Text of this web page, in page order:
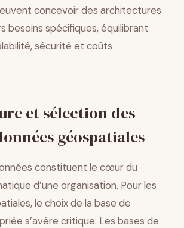
concevoir des architectures
besoins spécifiques, équilibrant
sécurité et coûts
et sélection des
géospatiales
constituent le cœur du
d’une organisation. Pour les
le choix de la base de
s’avère critique. Les bases de